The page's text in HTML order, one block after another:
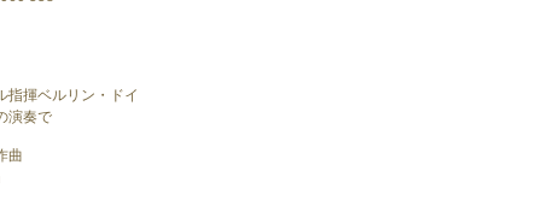
指揮ベルリン・ドイ
演奏で
曲